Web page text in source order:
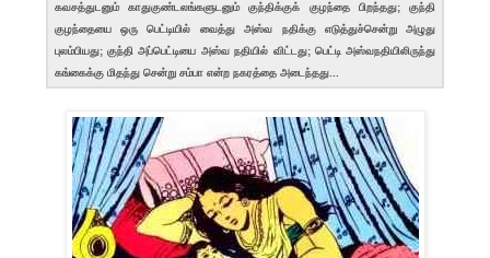
கவசத்துடனும் காதுகுண்டலங்களுடனும் குந்திக்குக் குழந்தை பிறந்தது; குந்தி
குழந்தையை ஒரு பெட்டியில் வைத்து அஸ்வ நதிக்கு எடுத்துச்சென்று அழுது
புலம்பியது; குந்தி அப்பெட்டியை அஸ்வ நதியில் விட்டது; பெட்டி அஸ்வநதியிலிருந்து
கங்கைக்கு மிதந்து சென்று சம்பா என்ற நகரத்தை அடைந்தது...